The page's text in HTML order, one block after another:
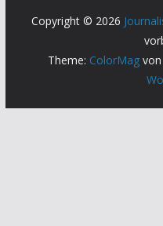
Copyright © 2026
Theme: ColorMag